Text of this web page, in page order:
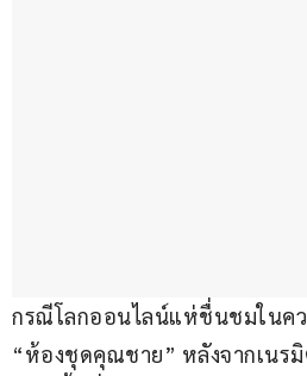
กรณีโลกออนไลน์แห่ชื่นชมในค
“ห้องชุดคุณชาย” หลังจากเนร